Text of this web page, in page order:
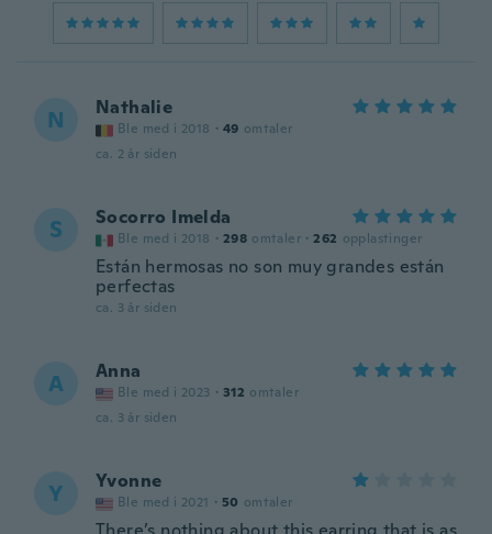
N Nathalie
Ble med i 2018 · 49 omtaler
ca. 2 år siden
S Socorro Imelda
Ble med i 2018 · 298 omtaler · 262 opplastinger
Están hermosas no son muy grandes están
perfectas
ca. 3 år siden
A Anna
Ble med i 2023 · 312 omtaler
ca. 3 år siden
Y Yvonne
Ble med i 2021 · 50 omtaler